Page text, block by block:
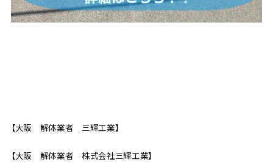
【大阪 解体業者 三輝工業】
【大阪 解体業者 株式会社三輝工業】